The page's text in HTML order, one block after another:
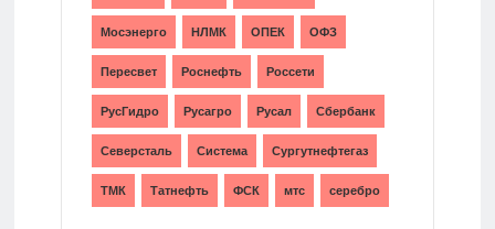
Мосэнерго НЛМК ОПЕК ОФЗ
Пересвет Роснефть Россети
РусГидро Русагро Русал Сбербанк
Северсталь Система Сургутнефтегаз
ТМК Татнефть ФСК мтс серебро